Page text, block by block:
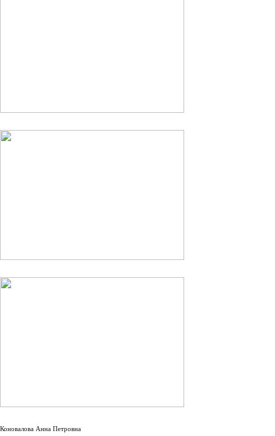
Коновалова Анна Петровна